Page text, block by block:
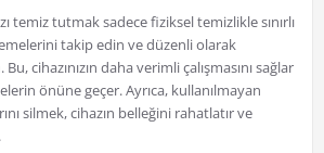
temiz tutmak sadece fiziksel temizlikle sınırlı
takip edin ve düzenli olarak
Bu, cihazınızın daha verimli çalışmasını sağlar
önüne geçer. Ayrıca, kullanılmayan
silmek, cihazın belleğini rahatlatır ve